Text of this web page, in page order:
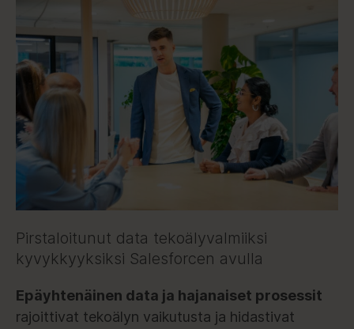
Pirstaloitunut data tekoälyvalmiiksi
kyvykkyyksiksi Salesforcen avulla
Epäyhtenäinen data ja hajanaiset prosessit
rajoittivat tekoälyn vaikutusta ja hidastivat